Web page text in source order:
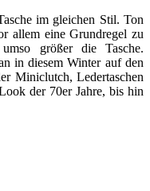
im gleichen Stil. Ton
allem eine Grundregel zu
größer die Tasche.
in diesem Winter auf den
Miniclutch, Ledertaschen
der 70er Jahre, bis hin